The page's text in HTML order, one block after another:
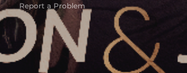
Report a Problem